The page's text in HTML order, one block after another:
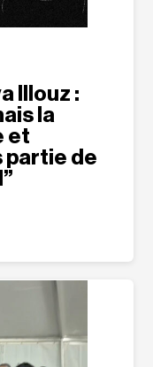
Illouz :
la
et
partie de